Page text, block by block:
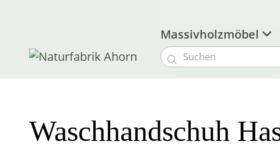
Massivholzmöbel

Waschhandschuh